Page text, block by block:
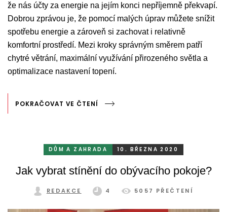
že nás účty za energie na jejím konci nepříjemně překvapí.
Dobrou zprávou je, že pomocí malých úprav můžete snížit
spotřebu energie a zároveň si zachovat i relativně
komfortní prostředí. Mezi kroky správným směrem patří
chytré větrání, maximální využívání přirozeného světla a
optimalizace nastavení topení.
POKRAČOVAT VE ČTENÍ
DŮM A ZAHRADA 10. BŘEZNA 2020
Jak vybrat stínění do obývacího pokoje?
REDAKCE 4 5057 PŘEČTENÍ